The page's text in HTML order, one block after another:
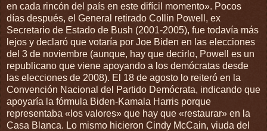
en cada rincón del país en este difícil momento». Pocos
días después, el General retirado Collin Powell, ex
Secretario de Estado de Bush (2001-2005), fue todavía más
lejos y declaró que votaría por Joe Biden en las elecciones
del 3 de noviembre (aunque, hay que decirlo, Powell es un
republicano que viene apoyando a los demócratas desde
las elecciones de 2008). El 18 de agosto lo reiteró en la
Convención Nacional del Partido Demócrata, indicando que
apoyaría la fórmula Biden-Kamala Harris porque
representaba «los valores» que hay que «restaurar» en la
Casa Blanca. Lo mismo hicieron Cindy McCain, viuda del